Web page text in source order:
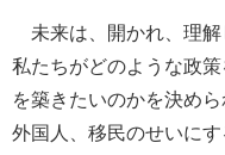
未来は、開かれ、理解
私たちがどのような政
を築きたいのかを決め
外国人、移民のせいに